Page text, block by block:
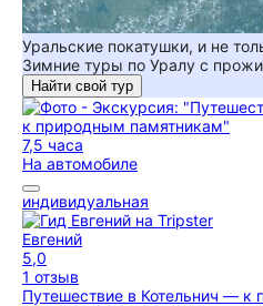
Уральские покатушки, и не
Зимние туры по Уралу с
Найти свой тур
7,5 часа
На автомобиле
индивидуальная
Евгений
5,0
1 отзыв
Путешествие в Котельнич —